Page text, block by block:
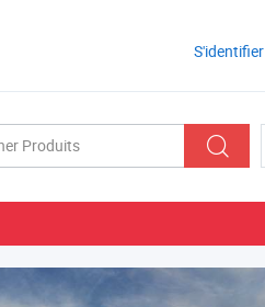
S'identifier